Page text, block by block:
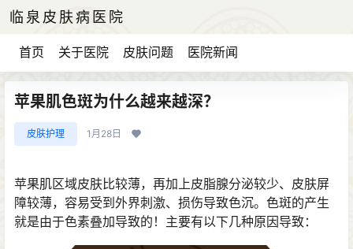
临泉皮肤病医院
首页 关于医院 皮肤问题 医院新闻
苹果肌色斑为什么越来越深？
皮肤护理 1月28日
苹果肌区域皮肤比较薄，再加上皮脂腺分泌较少、皮肤屏
障较薄，容易受到外界刺激、损伤导致色沉。色斑的产生
就是由于色素叠加导致的！主要有以下几种原因导致：